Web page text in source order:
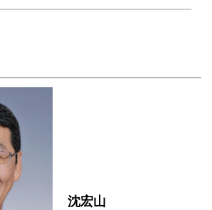
沈宏山